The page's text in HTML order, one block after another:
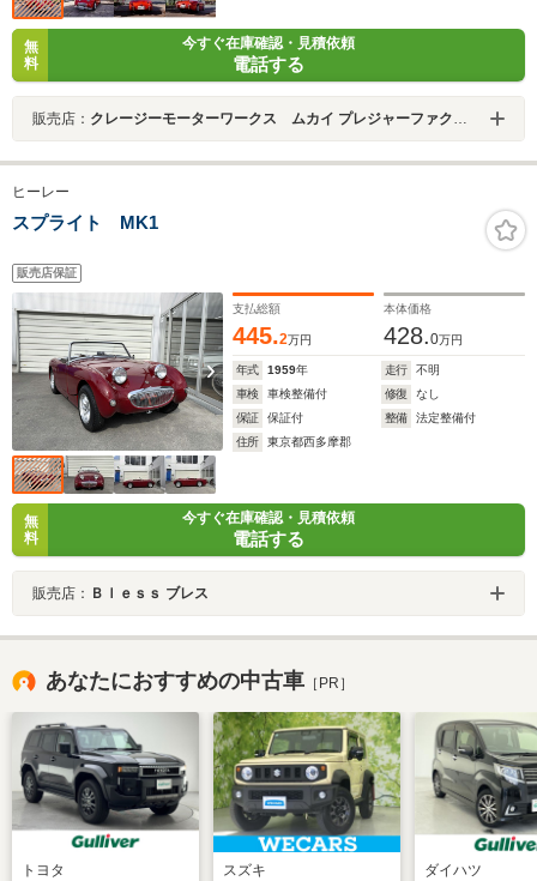
無
料
今すぐ在庫確認・見積依頼
電話する
販売店： クレージーモーターワークス ムカイ プレジャーファクトリー
ヒーレー
スプライト MK1
販売店保証
支払総額
445.2万円
本体価格
428.0万円
年式 1959年 走行
不明
車検
車検整備付 修復
なし
保証
保証付 整備
法定整備付
住所
東京都西多摩郡
無
料
今すぐ在庫確認・見積依頼
電話する
販売店： Ｂｌｅｓｓ ブレス
あなたにおすすめの中古車 ［PR］
トヨタ スズキ ダイハツ